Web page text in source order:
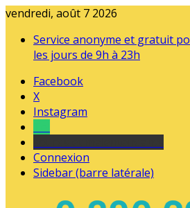
vendredi, août 7 2026
Service anonyme et gratuit
les jours de 9h à 23h
Facebook
X
Instagram
Connexion
Sidebar (barre latérale)